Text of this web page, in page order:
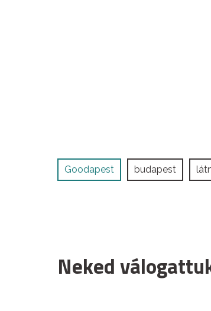
Goodapest budapest
Neked